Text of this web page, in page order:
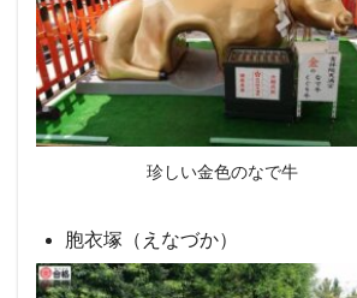
珍しい金色のなで牛
胞衣塚（えなづか）